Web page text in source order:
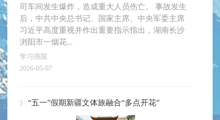
司车间发生爆炸，造成重大人员伤亡。 事故发生
后，中共中央总书记、国家主席、中央军委主席
习近平高度重视并作出重要指示指出，湖南长沙
浏阳市一烟花...
学习强国
2026-05-07
“五一”假期新疆文体旅融合“多点开花”